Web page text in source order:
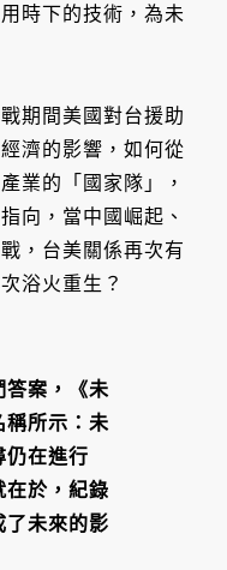
時下的技術，為未
期間美國對台援助
濟的影響，如何從
業的「國家隊」，
向，當中國崛起、
，台美關係再次有
浴火重生？
答案，《未
稱所示：未
仍在進行
在於，紀錄
了未來的影